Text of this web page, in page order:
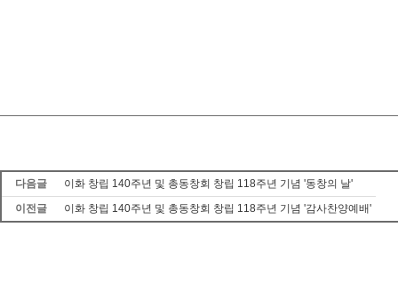
다음글
이화 창립 140주년 및 총동창회 창립 118주년 기념 '동창의 날'
이전글
이화 창립 140주년 및 총동창회 창립 118주년 기념 '감사찬양예배'